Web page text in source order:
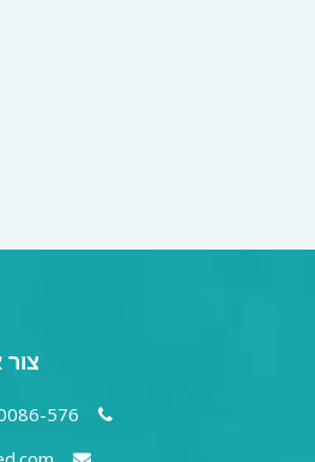
